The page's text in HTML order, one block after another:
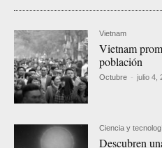
Vietnam
Vietnam
población
Octubre - julio 4,
Ciencia y
Descubren